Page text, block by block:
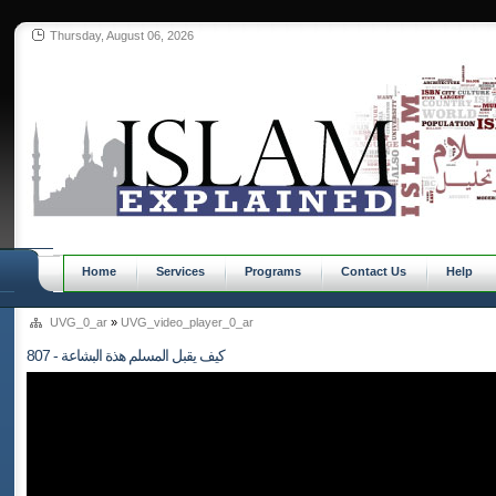
Thursday, August 06, 2026
Home Services Programs Contact Us Help
UVG_0_ar » UVG_video_player_0_ar
807 - كيف يقبل المسلم هذة البشاعة